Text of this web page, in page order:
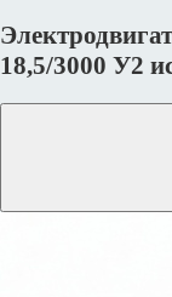
18,5/3000 У2